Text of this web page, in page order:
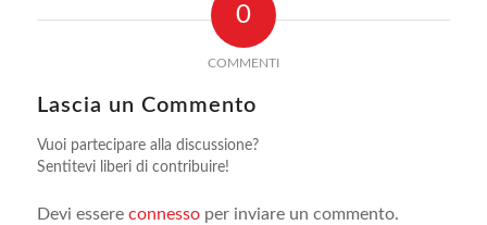
0
COMMENTI
Lascia un Commento
Vuoi partecipare alla discussione?
Sentitevi liberi di contribuire!
Devi essere connessoper inviare un commento.